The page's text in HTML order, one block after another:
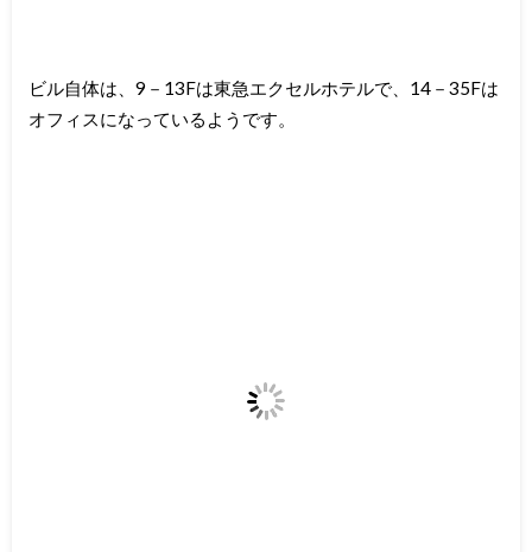
ビル自体は、9－13Fは東急エクセルホテルで、14－35Fは
オフィスになっているようです。